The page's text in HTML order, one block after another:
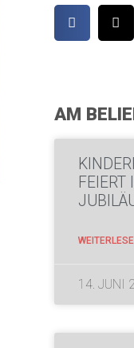
AM
14. JUNI